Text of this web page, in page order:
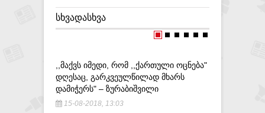
ᲡᲮᲕᲐᲓᲐᲡᲮᲕᲐ
,,ᲛᲐᲥᲕᲡ ᲘᲛᲔᲓᲘ, ᲠᲝᲛ ,,ᲥᲐᲠᲗᲣᲚᲘ ᲝᲪᲜᲔᲑᲐ"
ᲓᲦᲔᲡᲐᲪ, ᲒᲐᲠᲙᲕᲔᲣᲚᲬᲘᲚᲐᲓ ᲛᲮᲐᲠᲡ
ᲓᲐᲛᲘᲭᲔᲠᲡ" – ᲖᲣᲠᲐᲑᲘᲨᲕᲘᲚᲘ
15-08-2018, 13:03